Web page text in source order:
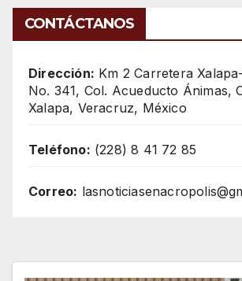
CONTÁCTANOS
Dirección: Km 2 Carretera
No. 341, Col. Acueducto Ánimas,
Xalapa, Veracruz, México
Teléfono: (228) 8 41 72 85
Correo: